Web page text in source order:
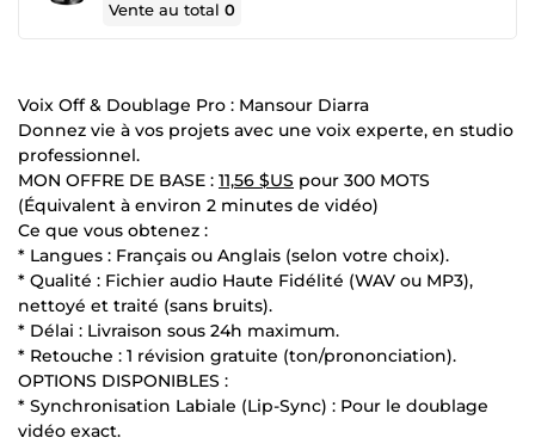
Vente au total0
Voix Off & Doublage Pro : Mansour Diarra
Donnez vie à vos projets avec une voix experte, en studio
professionnel.
MON OFFRE DE BASE : 11,56 $US pour 300 MOTS
(Équivalent à environ 2 minutes de vidéo)
Ce que vous obtenez :
* Langues : Français ou Anglais (selon votre choix).
* Qualité : Fichier audio Haute Fidélité (WAV ou MP3),
nettoyé et traité (sans bruits).
* Délai : Livraison sous 24h maximum.
* Retouche : 1 révision gratuite (ton/prononciation).
OPTIONS DISPONIBLES :
* Synchronisation Labiale (Lip-Sync) : Pour le doublage
vidéo exact.